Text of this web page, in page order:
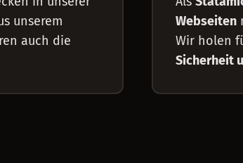
unserem
auch die
Webseiten
Wir holen
Sicherheit